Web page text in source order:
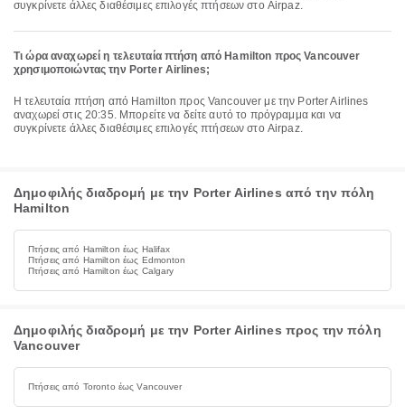
συγκρίνετε άλλες διαθέσιμες επιλογές πτήσεων στο Airpaz.
Τι ώρα αναχωρεί η τελευταία πτήση από Hamilton προς Vancouver
χρησιμοποιώντας την Porter Airlines;
Η τελευταία πτήση από Hamilton προς Vancouver με την Porter Airlines
αναχωρεί στις 20:35. Μπορείτε να δείτε αυτό το πρόγραμμα και να
συγκρίνετε άλλες διαθέσιμες επιλογές πτήσεων στο Airpaz.
Δημοφιλής διαδρομή με την Porter Airlines από την πόλη
Hamilton
Πτήσεις από Hamilton έως Halifax
Πτήσεις από Hamilton έως Edmonton
Πτήσεις από Hamilton έως Calgary
Δημοφιλής διαδρομή με την Porter Airlines προς την πόλη
Vancouver
Πτήσεις από Toronto έως Vancouver